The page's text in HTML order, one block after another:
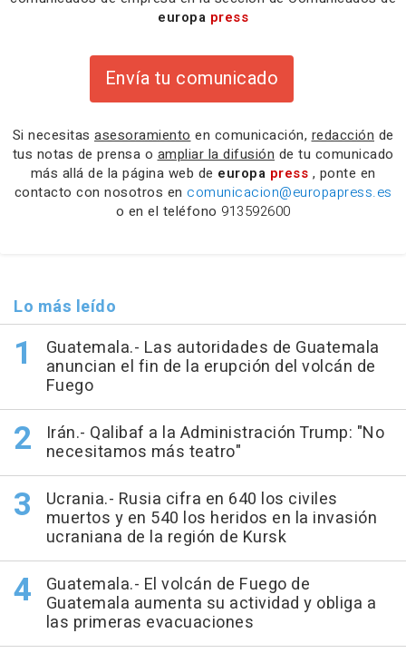
europa press
Envía tu comunicado
Si necesitas asesoramiento en comunicación, redacción de
tus notas de prensa o ampliar la difusión de tu comunicado
más allá de la página web de europa press , ponte en
contacto con nosotros en comunicacion@europapress.es
o en el teléfono 913592600
Lo más leído
Guatemala.- Las autoridades de Guatemala
anuncian el fin de la erupción del volcán de
Fuego
Irán.- Qalibaf a la Administración Trump: "No
necesitamos más teatro"
Ucrania.- Rusia cifra en 640 los civiles
muertos y en 540 los heridos en la invasión
ucraniana de la región de Kursk
Guatemala.- El volcán de Fuego de
Guatemala aumenta su actividad y obliga a
las primeras evacuaciones